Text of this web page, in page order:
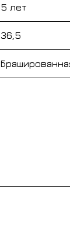
5 лет
36,5